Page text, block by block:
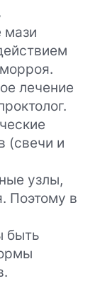
мази
лечение
(свечи и
узлы,
Поэтому в
быть